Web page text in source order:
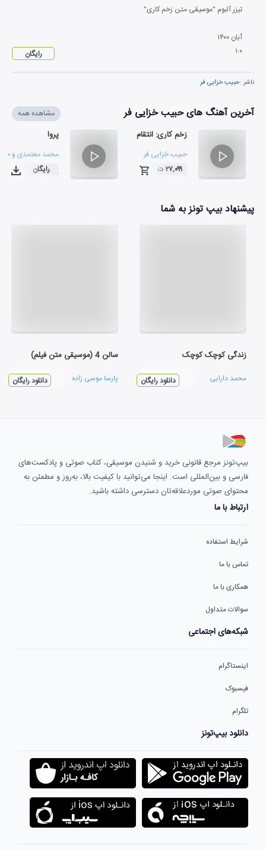
تیزر آلبوم "موسیقی متن زخم کاری"
آبان ۱۴۰۰
۱:۰ رایگان
ناشر :حبیب خزایی فر
آخرین آهنگ های حبیب خزایی فر مشاهده همه
زخم کاری: انتقام
حبیب خزایی فر
۰۳:۱۳
۲۷,۰۹۹ ت
پروا
محمد معتمدی و
۰۲:۵۸رایگان
پیشنهاد بیپ تونز به شما
زندگی کوچک کوچک
محمد دارایی دانلود رایگان
سالن 4 (موسیقی متن فیلم)
پارسا موسی زاده دانلود رایگان
بیپ‌تونز مرجع قانونی خرید و شنیدن موسیقی، کتاب صوتی و پادکست‌های
فارسی و بین‌المللی است. اینجا می‌توانید با کیفیت بالا، به‌روز و مطمئن به
محتوای صوتی موردعلاقه‌تان دسترسی داشته باشید.
ارتباط با ما
شرایط استفاده
تماس با ما
همکاری با ما
سوالات متداول
شبکه‌های اجتماعی
اینستاگرام
فیسبوک
تلگرام
دانلود بیپ‌تونز